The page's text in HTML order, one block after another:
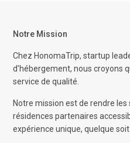
Notre Mission
Chez HonomaTrip, startup
d’hébergement, nous croyons
service de qualité.
Notre mission est de rendre
résidences partenaires
expérience unique, quelque